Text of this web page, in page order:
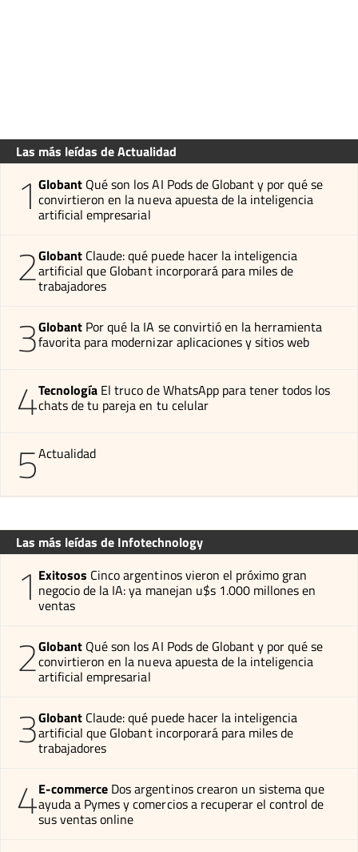
Las más leídas de Actualidad
1 Globant Qué son los AI Pods de Globant y por qué se
convirtieron en la nueva apuesta de la inteligencia
artificial empresarial
2Globant Claude: qué puede hacer la inteligencia
artificial que Globant incorporará para miles de
trabajadores
3Globant Por qué la IA se convirtió en la herramienta
favorita para modernizar aplicaciones y sitios web
4Tecnología El truco de WhatsApp para tener todos los
chats de tu pareja en tu celular
5Actualidad
Las más leídas de Infotechnology
1 Exitosos Cinco argentinos vieron el próximo gran
negocio de la IA: ya manejan u$s 1.000 millones en
ventas
2Globant Qué son los AI Pods de Globant y por qué se
convirtieron en la nueva apuesta de la inteligencia
artificial empresarial
3Globant Claude: qué puede hacer la inteligencia
artificial que Globant incorporará para miles de
trabajadores
4E-commerce Dos argentinos crearon un sistema que
ayuda a Pymes y comercios a recuperar el control de
sus ventas online